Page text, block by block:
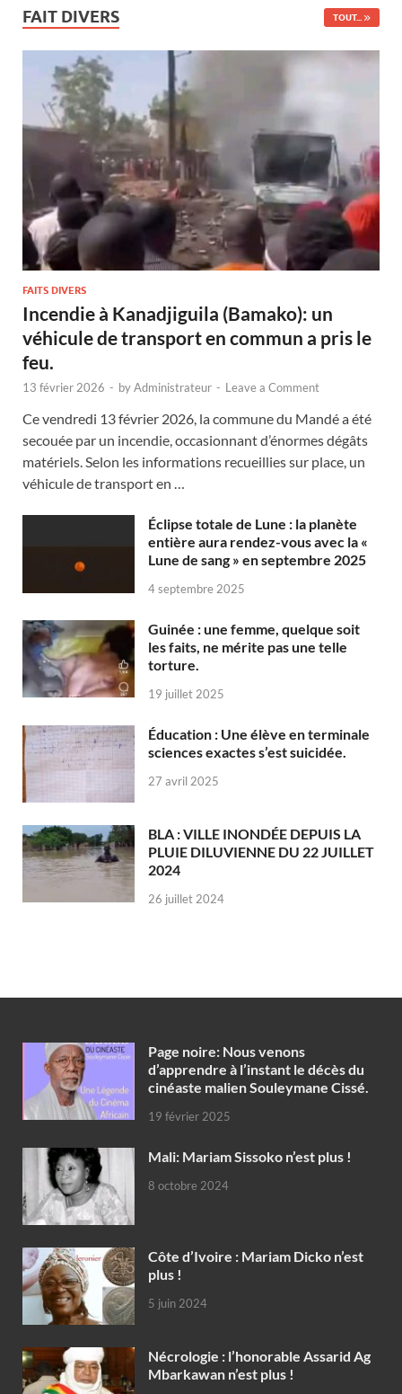
FAIT DIVERS TOUT...
FAITS DIVERS
Incendie à Kanadjiguila (Bamako): un
véhicule de transport en commun a pris le
feu.
13 février 2026 - byAdministrateur - Leave a Comment
Ce vendredi 13 février 2026, la commune du Mandé a été
secouée par un incendie, occasionnant d’énormes dégâts
matériels. Selon les informations recueillies sur place, un
véhicule de transport en …
Éclipse totale de Lune : la planète
entière aura rendez-vous avec la «
Lune de sang » en septembre 2025
4 septembre 2025
Guinée : une femme, quelque soit
les faits, ne mérite pas une telle
torture.
19 juillet 2025
Éducation : Une élève en terminale
sciences exactes s’est suicidée.
27 avril 2025
BLA : VILLE INONDÉE DEPUIS LA
PLUIE DILUVIENNE DU 22 JUILLET
2024
26 juillet 2024
Page noire: Nous venons
d’apprendre à l’instant le décès du
cinéaste malien Souleymane Cissé.
19 février 2025
Mali: Mariam Sissoko n’est plus !
8 octobre 2024
Côte d’Ivoire : Mariam Dicko n’est
plus !
5 juin 2024
Nécrologie : l’honorable Assarid Ag
Mbarkawan n’est plus !